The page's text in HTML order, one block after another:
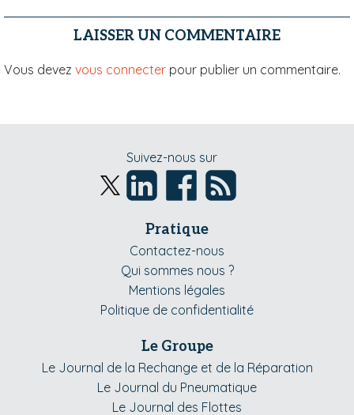
LAISSER UN COMMENTAIRE
Vous devez vous connecter pour publier un commentaire.
Suivez-nous sur
Pratique
Contactez-nous
Qui sommes nous ?
Mentions légales
Politique de confidentialité
Le Groupe
Le Journal de la Rechange et de la Réparation
Le Journal du Pneumatique
Le Journal des Flottes